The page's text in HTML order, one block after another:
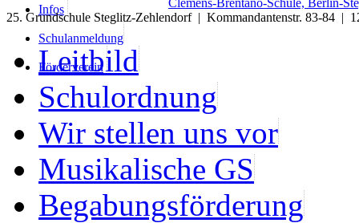
Infos
Schulanmeldung
Förderverein
Clemens-Brentano-Schule, Berlin-
25. Grundschule Steglitz-Zehlendorf | Kommandantenstr. 83-84
Leitbild
Schulordnung
Wir stellen uns vor
Musikalische GS
Begabungsförderung